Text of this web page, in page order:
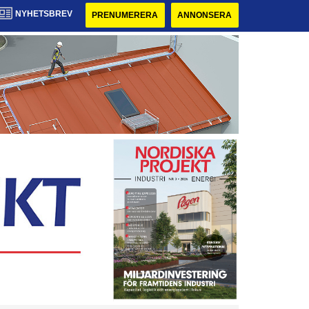
NYHETSBREV PRENUMERERA ANNONSERA